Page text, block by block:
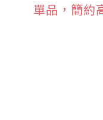
單品，簡約